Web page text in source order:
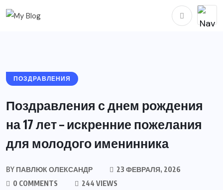
ПОЗДРАВЛЕНИЯ
Поздравления с днем рождения
на 17 лет – искренние пожелания
для молодого именинника
BY ПАВЛЮК ОЛЕКСАНДР
23 ФЕВРАЛЯ, 2026
0 COMMENTS
244 VIEWS